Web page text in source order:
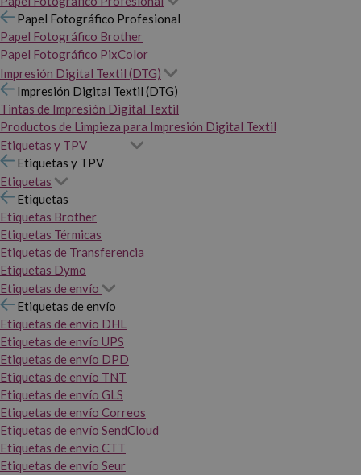
Papel Fotográfico Profesional
Papel Fotográfico Brother
Papel Fotográfico PixColor
Impresión Digital Textil (DTG)
Impresión Digital Textil (DTG)
Tintas de Impresión Digital Textil
Productos de Limpieza para Impresión Digital Textil
Etiquetas y TPV
Etiquetas y TPV
Etiquetas
Etiquetas
Etiquetas Brother
Etiquetas Térmicas
Etiquetas de Transferencia
Etiquetas Dymo
Etiquetas de envío
Etiquetas de envío
Etiquetas de envío DHL
Etiquetas de envío UPS
Etiquetas de envío DPD
Etiquetas de envío TNT
Etiquetas de envío GLS
Etiquetas de envío Correos
Etiquetas de envío SendCloud
Etiquetas de envío CTT
Etiquetas de envío Seur